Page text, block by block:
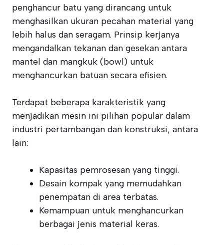
penghancur batu yang dirancang untuk
menghasilkan ukuran pecahan material yang
lebih halus dan seragam. Prinsip kerjanya
mengandalkan tekanan dan gesekan antara
mantel dan mangkuk (bowl) untuk
menghancurkan batuan secara efisien.
Terdapat beberapa karakteristik yang
menjadikan mesin ini pilihan popular dalam
industri pertambangan dan konstruksi, antara
lain:
Kapasitas pemrosesan yang tinggi.
Desain kompak yang memudahkan
penempatan di area terbatas.
Kemampuan untuk menghancurkan
berbagai jenis material keras.